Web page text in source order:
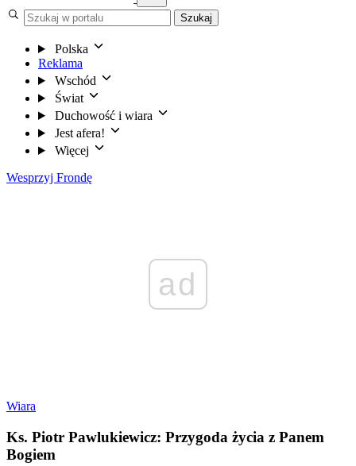
Szukaj
Polska
Reklama
Wschód
Świat
Duchowość i wiara
Jest afera!
Więcej
Wesprzyj Frondę
ad
Wiara
Ks. Piotr Pawlukiewicz: Przygoda życia z Panem
Bogiem